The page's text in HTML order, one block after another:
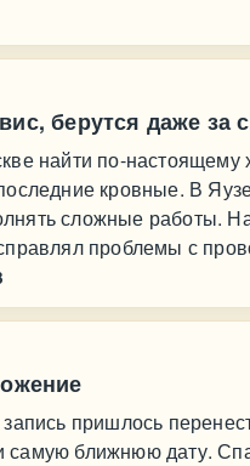
берутся даже за
найти по-
кровные. В
сложные работы.
проблемы с
пришлось
самую ближнюю дату.